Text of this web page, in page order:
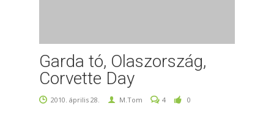
Garda tó, Olaszország,
Corvette Day
2010. április 28. M.Tom 4 0